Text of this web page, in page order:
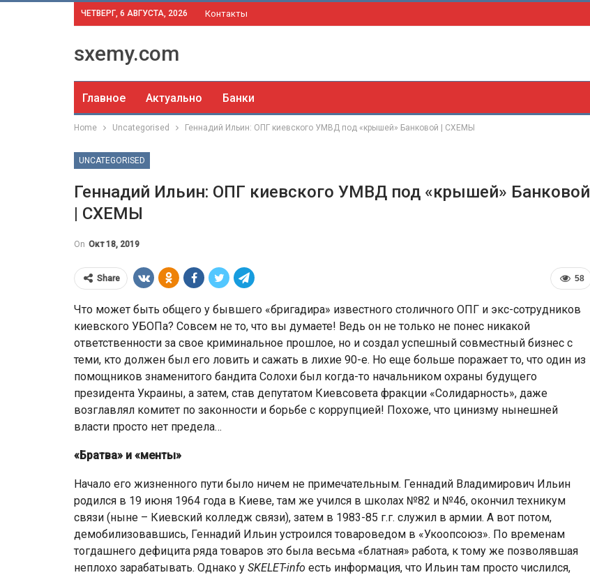
ЧЕТВЕРГ, 6 АВГУСТА, 2026 Контакты
sxemy.com
Главное Актуально Банки
Home Uncategorised Геннадий Ильин: ОПГ киевского УМВД под «крышей» Банковой | СХЕМЫ
UNCATEGORISED
Геннадий Ильин: ОПГ киевского УМВД под «крышей» Банковой
| СХЕМЫ
On Окт 18, 2019
58
Share
Что может быть общего у бывшего «бригадира» известного столичного ОПГ и экс-сотрудников
киевского УБОПа? Совсем не то, что вы думаете! Ведь он не только не понес никакой
ответственности за свое криминальное прошлое, но и создал успешный совместный бизнес с
теми, кто должен был его ловить и сажать в лихие 90-е. Но еще больше поражает то, что один из
помощников знаменитого бандита Солохи был когда-то начальником охраны будущего
президента Украины, а затем, став депутатом Киевсовета фракции «Солидарность», даже
возглавлял комитет по законности и борьбе с коррупцией! Похоже, что цинизму нынешней
власти просто нет предела…
«Братва» и «менты»
Начало его жизненного пути было ничем не примечательным. Геннадий Владимирович Ильин
родился в 19 июня 1964 года в Киеве, там же учился в школах №82 и №46, окончил техникум
связи (ныне – Киевский колледж связи), затем в 1983-85 г.г. служил в армии. А вот потом,
демобилизовавшись, Геннадий Ильин устроился товароведом в «Укоопсоюз». По временам
тогдашнего дефицита ряда товаров это была весьма «блатная» работа, к тому же позволявшая
неплохо зарабатывать. Однако у SKELET-info есть информация, что Ильин там просто числился,